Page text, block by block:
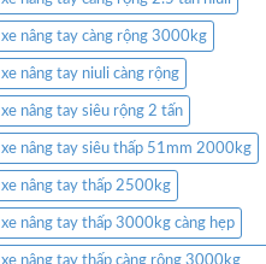
xe nâng tay càng rộng 3000kg
xe nâng tay niuli càng rộng
xe nâng tay siêu rộng 2 tấn
xe nâng tay siêu thấp 51mm 2000kg
xe nâng tay thấp 2500kg
xe nâng tay thấp 3000kg càng hẹp
xe nâng tay thấp càng rộng 3000kg